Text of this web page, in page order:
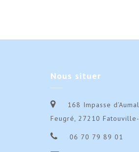
Nous situer
168 Impasse
Feugré, 27210
06 70 79 89 01